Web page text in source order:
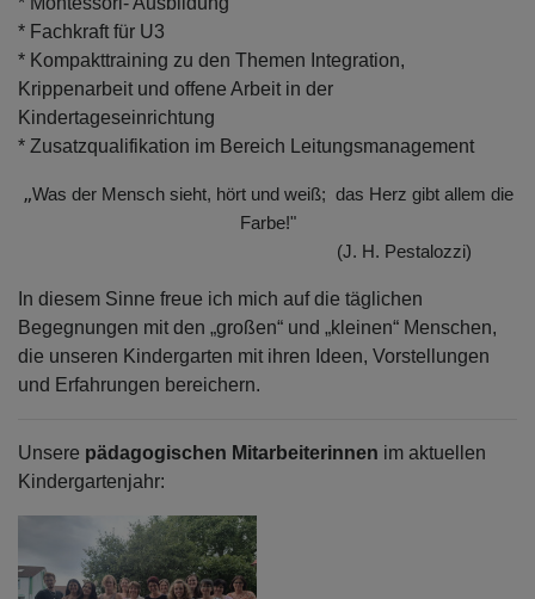
* Fachkraft für U3
* Kompakttraining zu den Themen Integration,
Krippenarbeit und offene Arbeit in der
Kindertageseinrichtung
* Zusatzqualifikation im Bereich Leitungsmanagement
„Was der Mensch sieht, hört und weiß; das Herz gibt allem die
Farbe!"
(J. H. Pestalozzi)
In diesem Sinne freue ich mich auf die täglichen
Begegnungen mit den „großen“ und „kleinen“ Menschen,
die unseren Kindergarten mit ihren Ideen, Vorstellungen
und Erfahrungen bereichern.
Unsere pädagogischen Mitarbeiterinnen im aktuellen
Kindergartenjahr: